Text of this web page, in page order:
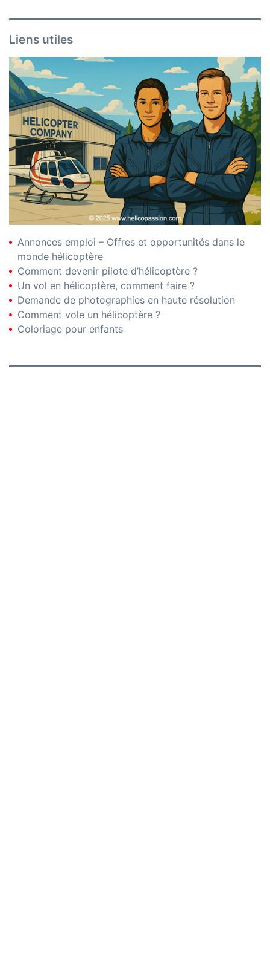
Liens utiles
Annonces emploi – Offres et opportunités dans le
monde hélicoptère
Comment devenir pilote d’hélicoptère ?
Un vol en hélicoptère, comment faire ?
Demande de photographies en haute résolution
Comment vole un hélicoptère ?
Coloriage pour enfants